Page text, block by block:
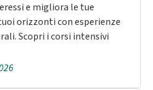
e migliora le tue
orizzonti con esperienze
Scopri i corsi intensivi